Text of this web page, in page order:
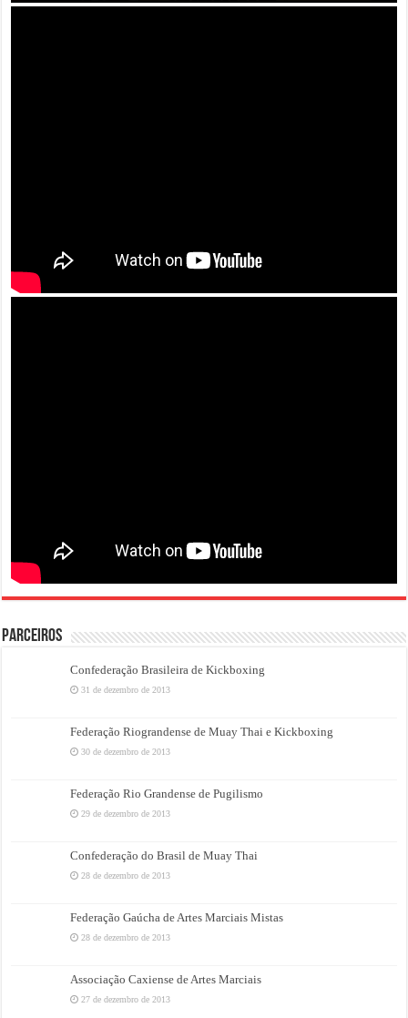
PARCEIROS
Confederação Brasileira de Kickboxing
31 de dezembro de 2013
Federação Riograndense de Muay Thai e Kickboxing
30 de dezembro de 2013
Federação Rio Grandense de Pugilismo
29 de dezembro de 2013
Confederação do Brasil de Muay Thai
28 de dezembro de 2013
Federação Gaúcha de Artes Marciais Mistas
28 de dezembro de 2013
Associação Caxiense de Artes Marciais
27 de dezembro de 2013